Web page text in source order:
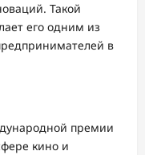
Такой
его одним из
в
премии
кино и